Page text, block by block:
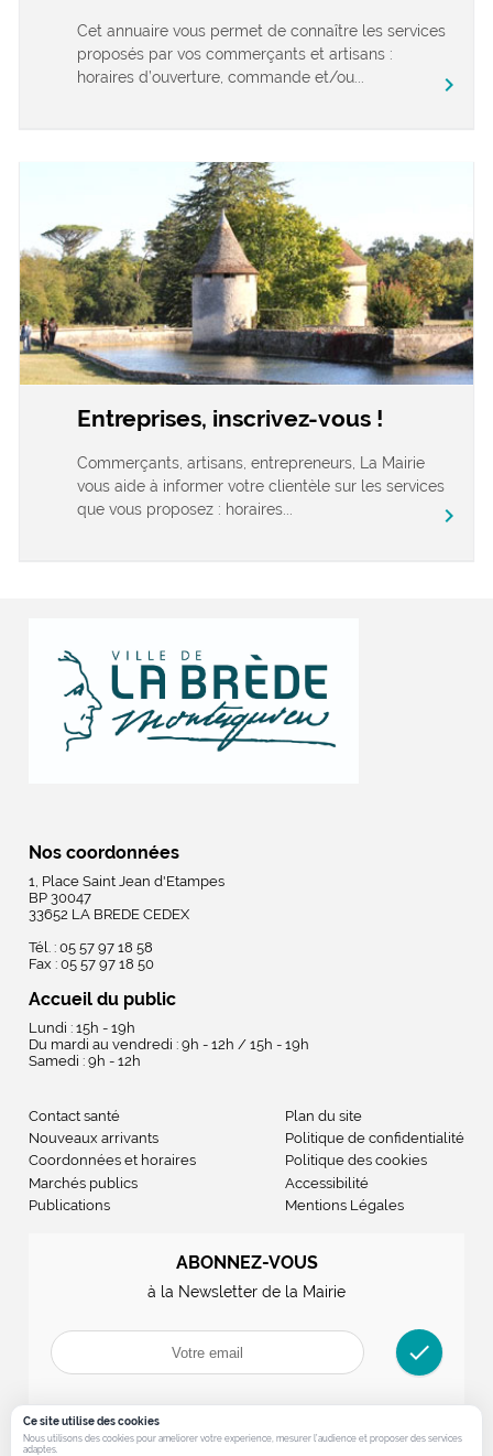
Cet annuaire vous permet de connaître les services
proposés par vos commerçants et artisans :
horaires d’ouverture, commande et/ou...
chevron_right
Entreprises, inscrivez-vous !
Commerçants, artisans, entrepreneurs, La Mairie
vous aide à informer votre clientèle sur les services
que vous proposez : horaires...
chevron_right
Nos coordonnées
1, Place Saint Jean d'Etampes
BP 30047
33652 LA BREDE CEDEX
Tél. : 05 57 97 18 58
Fax : 05 57 97 18 50
Accueil du public
Lundi : 15h - 19h
Du mardi au vendredi : 9h - 12h / 15h - 19h
Samedi : 9h - 12h
Contact santé
Nouveaux arrivants
Coordonnées et horaires
Marchés publics
Publications
Plan du site
Politique de confidentialité
Politique des cookies
Accessibilité
Mentions Légales
ABONNEZ-VOUS
à la Newsletter de la Mairie
check
Ce site utilise des cookies
Nous utilisons des cookies pour ameliorer votre experience, mesurer l’audience et proposer des services
adaptes.